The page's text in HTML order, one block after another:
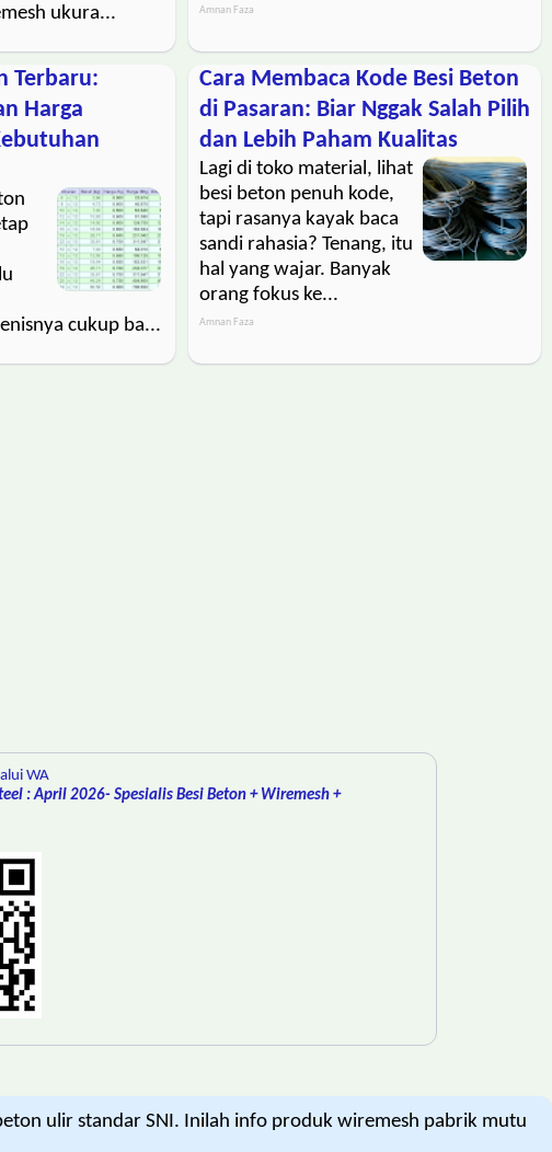
ukura...
Amnan Faza
Terbaru:
Harga
cukup ba...
Cara Membaca Kode Besi Beton
di Pasaran: Biar Nggak Salah Pilih
dan Lebih Paham Kualitas
Lagi di toko material, lihat
besi beton penuh kode,
tapi rasanya kayak baca
sandi rahasia? Tenang, itu
hal yang wajar. Banyak
orang fokus ke...
Amnan Faza
WA
: April 2026- Spesialis Besi Beton + Wiremesh +
ulir standar SNI. Inilah info produk wiremesh pabrik mutu